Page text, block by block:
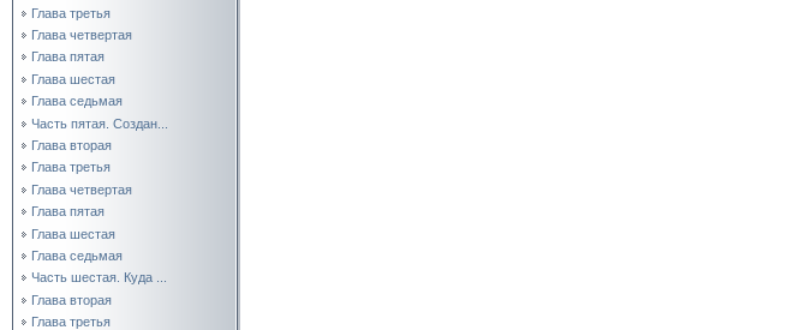
Глава третья
Глава четвертая
Глава пятая
Глава шестая
Глава седьмая
Часть пятая. Создан...
Глава вторая
Глава третья
Глава четвертая
Глава пятая
Глава шестая
Глава седьмая
Часть шестая. Куда ...
Глава вторая
Глава третья